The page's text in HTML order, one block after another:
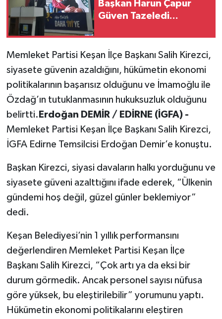
Başkan Harun Çapur
Güven Tazeledi...
Memleket Partisi Keşan İlçe Başkanı Salih Kirezci,
siyasete güvenin azaldığını, hükümetin ekonomi
politikalarının başarısız olduğunu ve İmamoğlu ile
Özdağ’ın tutuklanmasının hukuksuzluk olduğunu
belirtti. Erdoğan DEMİR / EDİRNE (İGFA) -
Memleket Partisi Keşan İlçe Başkanı Salih Kirezci,
İGFA Edirne Temsilcisi Erdoğan Demir’e konuştu.
Başkan Kirezci, siyasi davaların halkı yorduğunu ve
siyasete güveni azalttığını ifade ederek, “Ülkenin
gündemi hoş değil, güzel günler beklemiyor”
dedi.
Keşan Belediyesi’nin 1 yıllık performansını
değerlendiren Memleket Partisi Keşan İlçe
Başkanı Salih Kirezci, “Çok artı ya da eksi bir
durum görmedik. Ancak personel sayısı nüfusa
göre yüksek, bu eleştirilebilir” yorumunu yaptı.
Hükümetin ekonomi politikalarını eleştiren